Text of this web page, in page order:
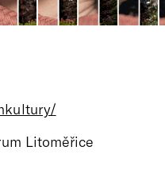
Litoměřice